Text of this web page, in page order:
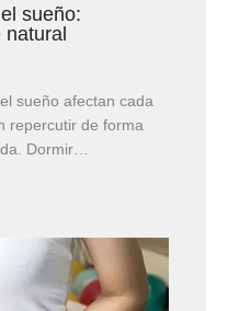
sueño:
natural
sueño afectan cada
repercutir de forma
Dormir…